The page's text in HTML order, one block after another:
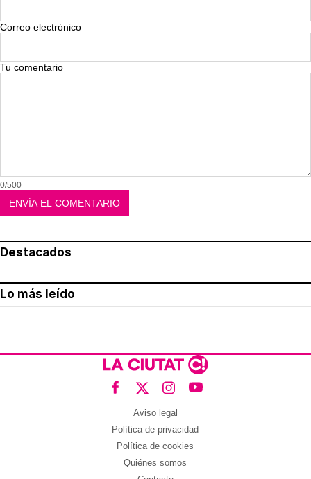
Correo electrónico
Tu comentario
0/500
Destacados
Lo más leído
Aviso legal
Política de privacidad
Política de cookies
Quiénes somos